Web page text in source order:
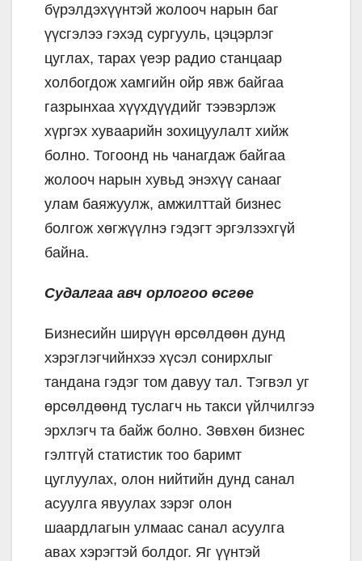
бүрэлдэхүүнтэй жолооч нарын баг
үүсгэлээ гэхэд сургууль, цэцэрлэг
цуглах, тарах үеэр радио станцаар
холбогдож хамгийн ойр явж байгаа
газрынхаа хүүхдүүдийг тээвэрлэж
хүргэх хуваарийн зохицуулалт хийж
болно. Тогоонд нь чанагдаж байгаа
жолооч нарын хувьд энэхүү санааг
улам баяжуулж, амжилттай бизнес
болгож хөгжүүлнэ гэдэгт эргэлзэхгүй
байна.
Судалгаа авч орлогоо өсгөе
Бизнесийн ширүүн өрсөлдөөн дунд
хэрэглэгчийнхээ хүсэл сонирхлыг
тандана гэдэг том давуу тал. Тэгвэл уг
өрсөлдөөнд туслагч нь такси үйлчилгээ
эрхлэгч та байж болно. Зөвхөн бизнес
гэлтгүй статистик тоо баримт
цуглуулах, олон нийтийн дунд санал
асуулга явуулах зэрэг олон
шаардлагын улмаас санал асуулга
авах хэрэгтэй болдог. Яг үүнтэй